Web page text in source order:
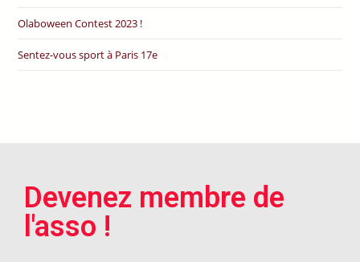
Olaboween Contest 2023 !
Sentez-vous sport à Paris 17e
Devenez membre de
l'asso !